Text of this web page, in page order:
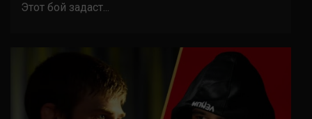
Этот бой задаст...